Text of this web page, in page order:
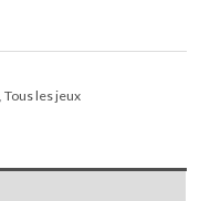
,Tous les jeux